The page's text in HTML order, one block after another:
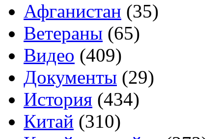
Афганистан (35)
Ветераны (65)
Видео (409)
Документы (29)
История (434)
Китай (310)